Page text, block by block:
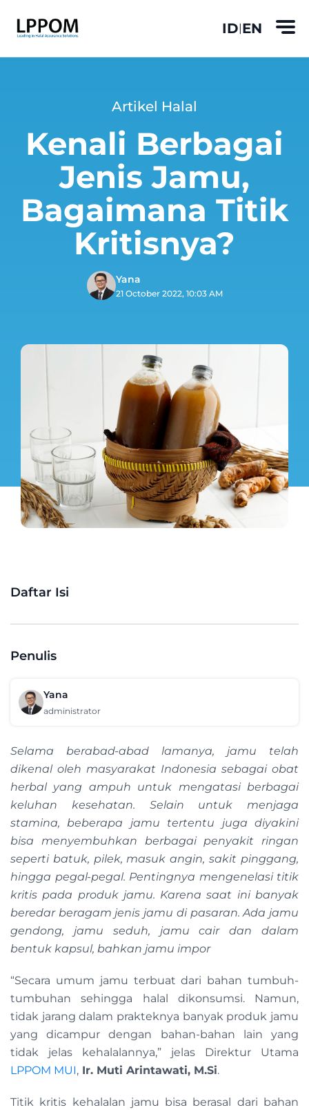
ID|EN
Artikel Halal
Kenali Berbagai
Jenis Jamu,
Bagaimana Titik
Kritisnya?
Yana
21 October 2022, 10:03 AM
Daftar Isi
Penulis
Yana
administrator
Selama berabad-abad lamanya, jamu telah
dikenal oleh masyarakat Indonesia sebagai obat
herbal yang ampuh untuk mengatasi berbagai
keluhan kesehatan. Selain untuk menjaga
stamina, beberapa jamu tertentu juga diyakini
bisa menyembuhkan berbagai penyakit ringan
seperti batuk, pilek, masuk angin, sakit pinggang,
hingga pegal-pegal. Pentingnya mengenelasi titik
kritis pada produk jamu. Karena saat ini banyak
beredar beragam jenis jamu di pasaran. Ada jamu
gendong, jamu seduh, jamu cair dan dalam
bentuk kapsul, bahkan jamu impor
“Secara umum jamu terbuat dari bahan tumbuh-
tumbuhan sehingga halal dikonsumsi. Namun,
tidak jarang dalam prakteknya banyak produk jamu
yang dicampur dengan bahan-bahan lain yang
tidak jelas kehalalannya,” jelas Direktur Utama
LPPOM MUI, Ir. Muti Arintawati, M.Si.
Titik kritis kehalalan jamu bisa berasal dari bahan